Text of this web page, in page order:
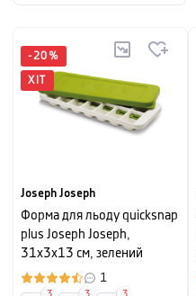
-20 %
ХІТ
Joseph Joseph
Форма для льоду quicksnap
plus Joseph Joseph,
31х3х13 см, зелений
1
3 3 3